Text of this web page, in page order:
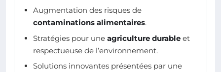
Augmentation des risques de
contaminations alimentaires.
Stratégies pour une agriculture durable et
respectueuse de l’environnement.
Solutions innovantes présentées par une